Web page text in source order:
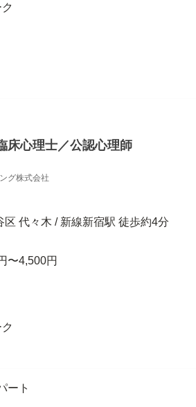
床心理士／公認心理師
グ株式会社
区 代々木 / 新線新宿駅 徒歩約4分
〜4,500円
ート